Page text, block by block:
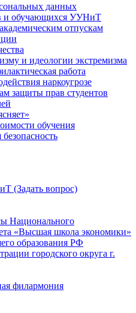
данных
и обучающихся УУНиТ
отпускам
и идеологии экстремизма
работа
наркоугрозе
защиты прав студентов
обучения
(Задать вопрос)